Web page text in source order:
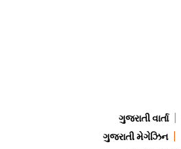
ગુજરાતી વાર્તા
ગુજરાતી મેગેઝિન